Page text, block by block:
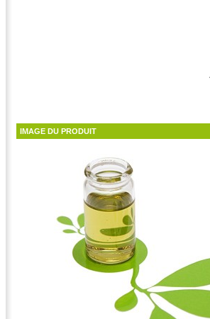
IMAGE DU PRODUIT